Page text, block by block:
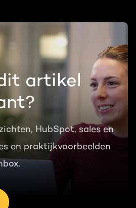
artikel
HubSpot, sales en
en praktijkvoorbeelden